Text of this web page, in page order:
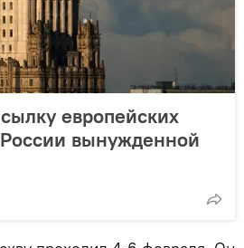
европейских
вынужденной